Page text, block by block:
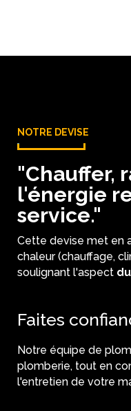
NOTRE DEVISE
"Chauffer,
l'énergie
service."
Cette devise met en
chaleur (chauffage,
soulignant l'aspect
Faites
Notre équipe de
plomberie, tout en
l'entretien de votre